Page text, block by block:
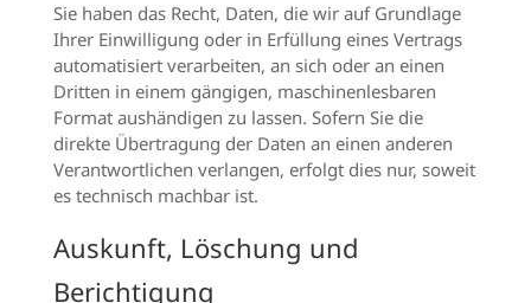
Sie haben das Recht, Daten, die wir auf Grundlage
Ihrer Einwilligung oder in Erfüllung eines Vertrags
automatisiert verarbeiten, an sich oder an einen
Dritten in einem gängigen, maschinenlesbaren
Format aushändigen zu lassen. Sofern Sie die
direkte Übertragung der Daten an einen anderen
Verantwortlichen verlangen, erfolgt dies nur, soweit
es technisch machbar ist.
Auskunft, Löschung und
Berichtigung